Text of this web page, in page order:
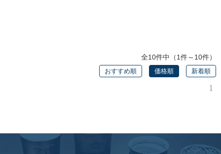
全10件中（1件～10件）
おすすめ順 価格順 新着順
1